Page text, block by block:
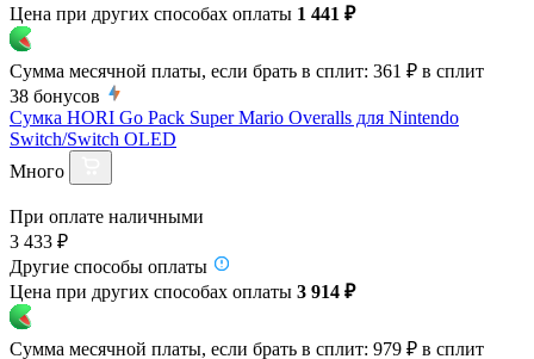
Цена при других способах оплаты 1 441 ₽
Сумма месячной платы, если брать в сплит: 361 ₽ в сплит
38 бонусов
Сумка HORI Go Pack Super Mario Overalls для Nintendo
Switch/Switch OLED
Много
При оплате наличными
3 433 ₽
Другие способы оплаты
Цена при других способах оплаты 3 914 ₽
Сумма месячной платы, если брать в сплит: 979 ₽ в сплит